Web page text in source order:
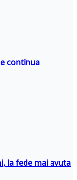
continua
la fede mai avuta